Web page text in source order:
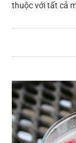
thuộc với tất cả